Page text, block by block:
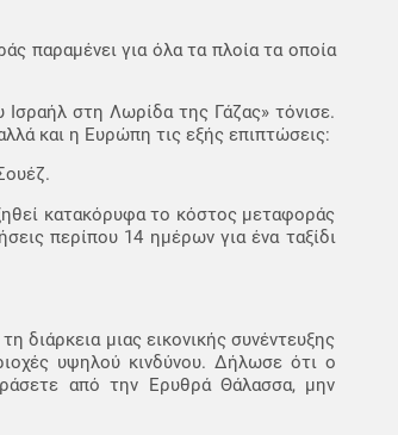
παραμένει για όλα τα πλοία τα οποία
Ισραήλ στη Λωρίδα της Γάζας» τόνισε.
και η Ευρώπη τις εξής επιπτώσεις:
κατακόρυφα το κόστος μεταφοράς
περίπου 14 ημέρων για ένα ταξίδι
μιας εικονικής συνέντευξης
υψηλού κινδύνου. Δήλωσε ότι ο
από την Ερυθρά Θάλασσα, μην